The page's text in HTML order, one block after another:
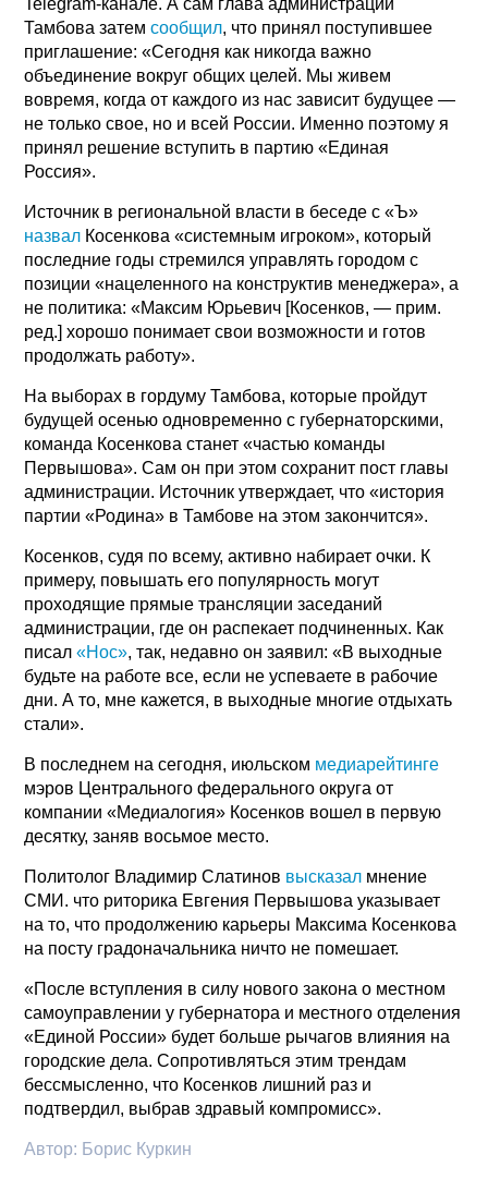
Telegram-канале. А сам глава администрации
Тамбова затемсообщил, что принял поступившее
приглашение: «Сегодня как никогда важно
объединение вокруг общих целей. Мы живем
вовремя, когда от каждого из нас зависит будущее —
не только свое, но и всей России. Именно поэтому я
принял решение вступить в партию «Единая
Россия».
Источник в региональной власти в беседе с «Ъ»
назвал Косенкова «системным игроком», который
последние годы стремился управлять городом с
позиции «нацеленного на конструктив менеджера», а
не политика: «Максим Юрьевич [Косенков, — прим.
ред.] хорошо понимает свои возможности и готов
продолжать работу».
На выборах в гордуму Тамбова, которые пройдут
будущей осенью одновременно с губернаторскими,
команда Косенкова станет «частью команды
Первышова». Сам он при этом сохранит пост главы
администрации. Источник утверждает, что «история
партии «Родина» в Тамбове на этом закончится».
Косенков, судя по всему, активно набирает очки. К
примеру, повышать его популярность могут
проходящие прямые трансляции заседаний
администрации, где он распекает подчиненных. Как
писал«Нос», так, недавно он заявил: «В выходные
будьте на работе все, если не успеваете в рабочие
дни. А то, мне кажется, в выходные многие отдыхать
стали».
В последнем на сегодня, июльском медиарейтинге
мэров Центрального федерального округа от
компании «Медиалогия» Косенков вошел в первую
десятку, заняв восьмое место.
Политолог Владимир Слатинов высказал мнение
СМИ. что риторика Евгения Первышова указывает
на то, что продолжению карьеры Максима Косенкова
на посту градоначальника ничто не помешает.
«После вступления в силу нового закона о местном
самоуправлении у губернатора и местного отделения
«Единой России» будет больше рычагов влияния на
городские дела. Сопротивляться этим трендам
бессмысленно, что Косенков лишний раз и
подтвердил, выбрав здравый компромисс».
Автор: Борис Куркин